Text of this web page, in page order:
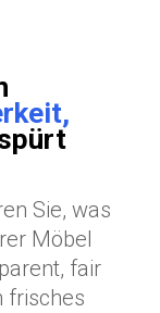
Sie, was
Möbel
fair
frisches